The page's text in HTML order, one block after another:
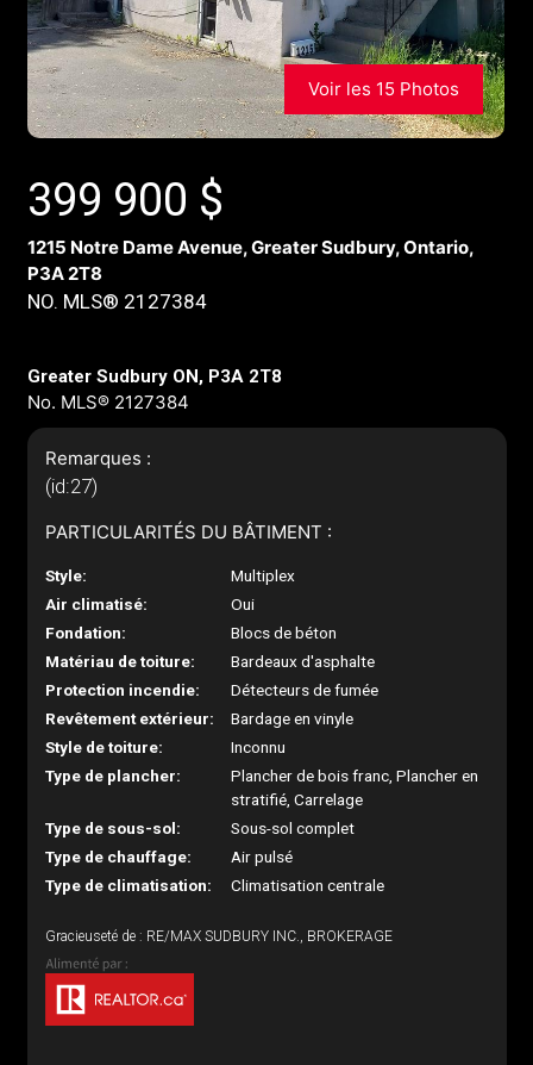
Voir les 15 Photos
399 900 $
1215 Notre Dame Avenue, Greater Sudbury, Ontario,
P3A 2T8
NO. MLS® 2127384
Greater Sudbury ON, P3A 2T8
No. MLS® 2127384
Remarques :
(id:27)
PARTICULARITÉS DU BÂTIMENT :
Style:
Multiplex
Air climatisé:
Oui
Fondation:
Blocs de béton
Matériau de toiture:
Bardeaux d'asphalte
Protection incendie:
Détecteurs de fumée
Revêtement extérieur:
Bardage en vinyle
Style de toiture:
Inconnu
Type de plancher:
Plancher de bois franc, Plancher en
stratifié, Carrelage
Type de sous-sol:
Sous-sol complet
Type de chauffage:
Air pulsé
Type de climatisation:
Climatisation centrale
Gracieuseté de : RE/MAX SUDBURY INC., BROKERAGE